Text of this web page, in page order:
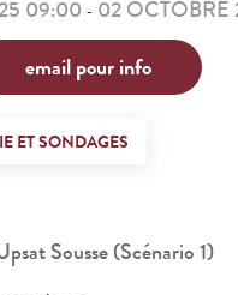
09:00 - 02 OCTOBRE
email pour info
ET SONDAGES
Sousse (Scénario 1)